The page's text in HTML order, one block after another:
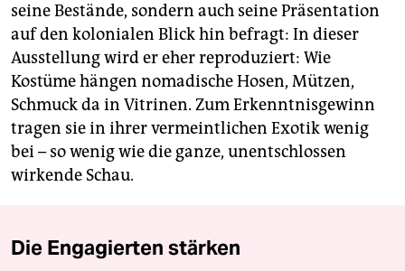
seine Bestände, sondern auch seine Präsentation
auf den kolonialen Blick hin befragt: In dieser
Ausstellung wird er eher reproduziert: Wie
Kostüme hängen nomadische Hosen, Mützen,
Schmuck da in Vitrinen. Zum Erkenntnisgewinn
tragen sie in ihrer vermeintlichen Exotik wenig
bei – so wenig wie die ganze, unentschlossen
wirkende Schau.
Die Engagierten stärken